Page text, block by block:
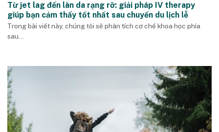
Từ jet lag đến làn da rạng rỡ: giải pháp IV therapy
giúp bạn cảm thấy tốt nhất sau chuyến du lịch lễ
Trong bài viết này, chúng tôi sẽ phân tích cơ chế khoa học phía
sau...